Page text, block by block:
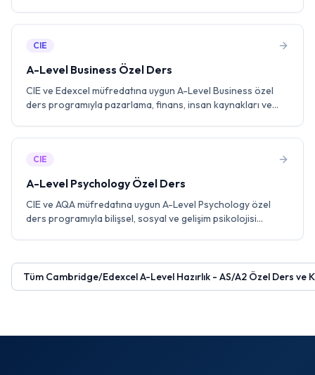
CIE
A-Level Business Özel Ders
CIE ve Edexcel müfredatına uygun A-Level Business özel
ders programıyla pazarlama, finans, insan kaynakları ve
CIE
A-Level Psychology Özel Ders
CIE ve AQA müfredatına uygun A-Level Psychology özel
ders programıyla bilişsel, sosyal ve gelişim psikolojisi
A* hedefleyin.
Tüm Cambridge/Edexcel A-Level Hazırlık - AS/A2 Özel Ders ve